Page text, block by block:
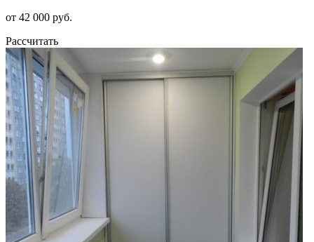
от 42 000 руб.
Рассчитать